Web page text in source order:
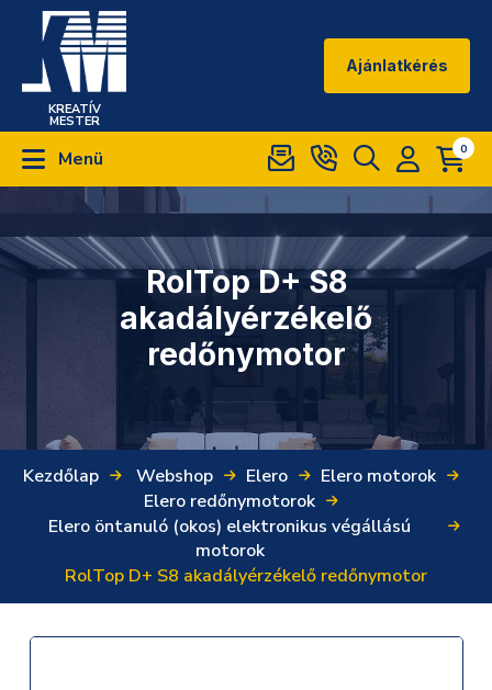
KREATÍV
MESTER
Ajánlatkérés
Menü 0
RolTop D+ S8
akadályérzékelő
redőnymotor
Kezdőlap Webshop Elero
Elero motorok
Elero redőnymotorok
Elero öntanuló (okos) elektronikus végállású
motorok
RolTop D+ S8 akadályérzékelő redőnymotor